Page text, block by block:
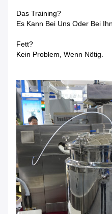
Das Training?
Es Kann Bei Uns Oder Bei
Fett?
Kein Problem, Wenn Nötig.